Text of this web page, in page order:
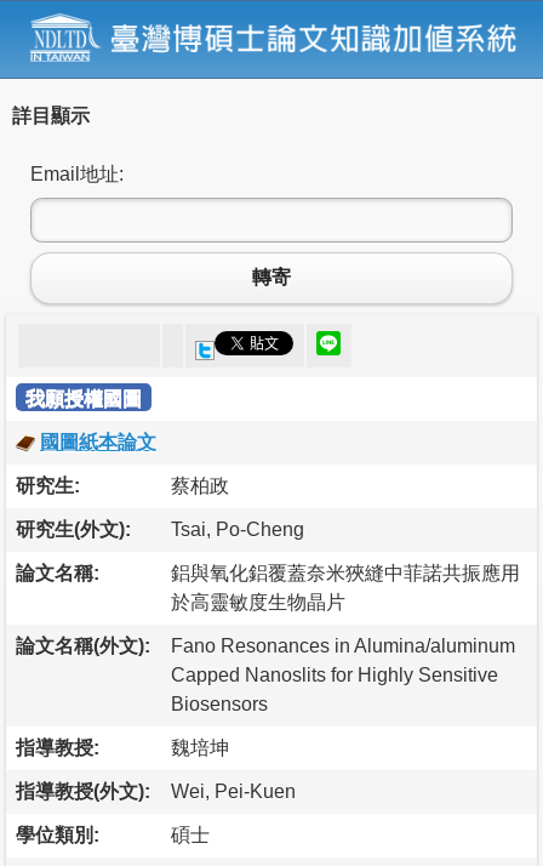
詳目顯示
Email地址:
轉寄
我願授權國圖
國圖紙本論文
研究生: 蔡柏政
研究生(外文): Tsai, Po-Cheng
論文名稱:
鋁與氧化鋁覆蓋奈米狹縫中菲諾共振應用
於高靈敏度生物晶片
論文名稱(外文):
Fano Resonances in Alumina/aluminum
Capped Nanoslits for Highly Sensitive
Biosensors
指導教授: 魏培坤
指導教授(外文): Wei, Pei-Kuen
學位類別: 碩士